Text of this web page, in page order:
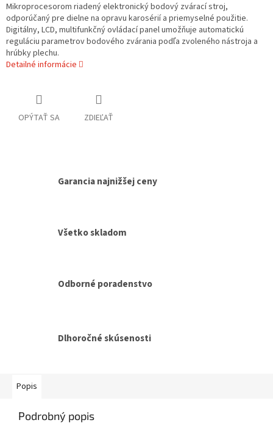
Mikroprocesorom riadený elektronický bodový zvárací stroj,
odporúčaný pre dielne na opravu karosérií a priemyselné použitie.
Digitálny, LCD, multifunkčný ovládací panel umožňuje automatickú
reguláciu parametrov bodového zvárania podľa zvoleného nástroja a
hrúbky plechu.
Detailné informácie
OPÝTAŤ SA ZDIEĽAŤ
Garancia najnižšej ceny
Všetko skladom
Odborné poradenstvo
Dlhoročné skúsenosti
Popis
Podrobný popis